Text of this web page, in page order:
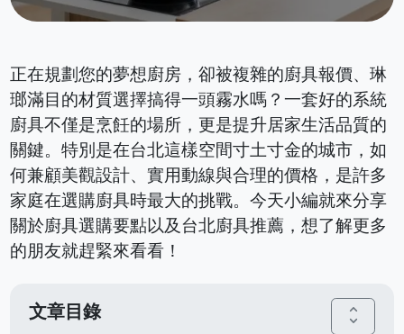
正在規劃您的夢想廚房，卻被複雜的廚具報價、琳
瑯滿目的材質選擇搞得一頭霧水嗎？一套好的系統
廚具不僅是烹飪的場所，更是提升居家生活品質的
關鍵。特別是在台北這樣空間寸土寸金的城市，如
何兼顧美觀設計、實用動線與合理的價格，是許多
家庭在選購廚具時最大的挑戰。今天小編就來分享
關於廚具選購要點以及台北廚具推薦，想了解更多
的朋友就趕緊來看看！
文章目錄 unfold_more